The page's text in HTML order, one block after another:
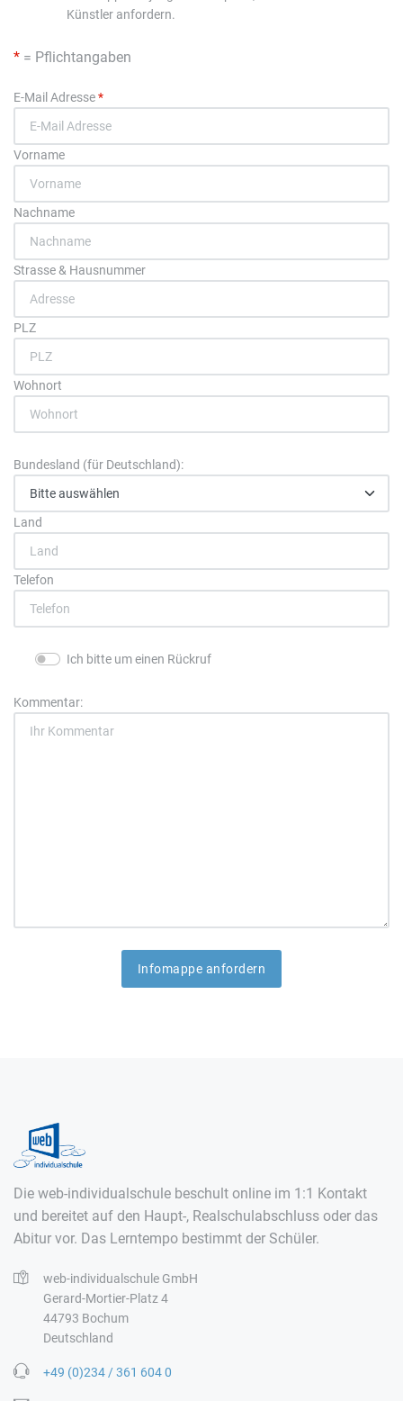
Künstler anfordern.
* = Pflichtangaben
E-Mail Adresse*
Vorname
Nachname
Strasse & Hausnummer
PLZ
Wohnort
Bundesland (für Deutschland):
Land
Telefon
Ich bitte um einen Rückruf
Kommentar:
Die web-individualschule beschult online im 1:1 Kontakt
und bereitet auf den Haupt-, Realschulabschluss oder das
Abitur vor. Das Lerntempo bestimmt der Schüler.
web-individualschule GmbH
Gerard-Mortier-Platz 4
44793 Bochum
Deutschland
+49 (0)234 / 361 604 0